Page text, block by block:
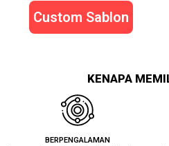
Custom Sablon
KENAPA
BERPENGALAMAN